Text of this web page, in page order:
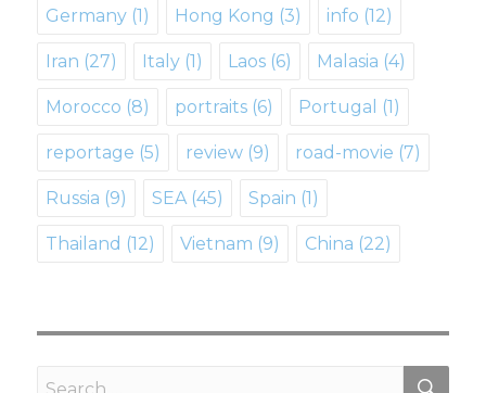
Germany (1) Hong Kong (3) info (12)
Iran (27) Italy (1) Laos (6) Malasia (4)
Morocco (8) portraits (6) Portugal (1)
reportage (5) review (9) road-movie (7)
Russia (9) SEA (45) Spain (1)
Thailand (12) Vietnam (9) Сhina (22)
Search